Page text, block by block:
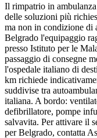
Il rimpatrio in
delle soluzioni più
ma non in condizione di
Belgrado l'equipaggio
presso Istituto per le
passaggio di consegne
l'ospedale italiano di
km richiede
suddivise tra
italiana. A bordo:
defibrillatore, pompe
salvavita. Per attivare il
per Belgrado, contatta